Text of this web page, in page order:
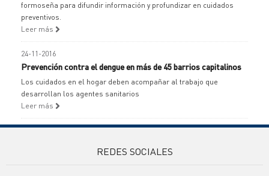
formoseña para difundir información y profundizar en cuidados
preventivos.
Leer más
24-11-2016
Prevención contra el dengue en más de 45 barrios capitalinos
Los cuidados en el hogar deben acompañar al trabajo que
desarrollan los agentes sanitarios
Leer más
REDES SOCIALES